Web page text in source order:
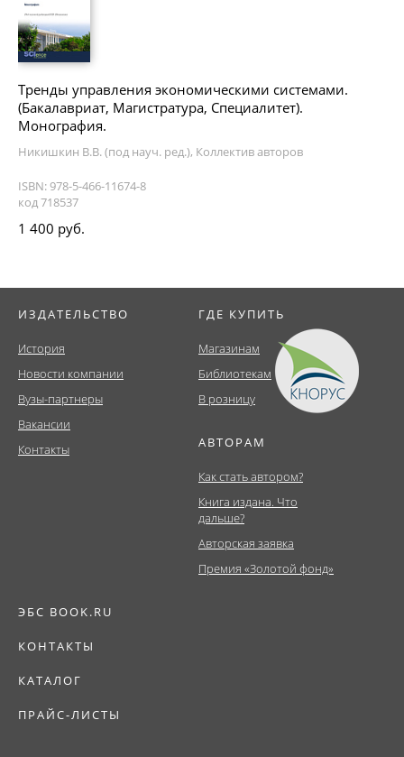
Тренды управления экономическими системами.
(Бакалавриат, Магистратура, Специалитет).
Монография.
Никишкин В.В. (под науч. ред.), Коллектив авторов
ISBN: 978-5-466-11674-8
код 718537
1 400 руб.
ИЗДАТЕЛЬСТВО
История
Новости компании
Вузы-партнеры
Вакансии
Контакты
ГДЕ КУПИТЬ
Магазинам
Библиотекам
В розницу
АВТОРАМ
Как стать автором?
Книга издана. Что
дальше?
Авторская заявка
Премия «Золотой фонд»
ЭБС BOOK.RU
КОНТАКТЫ
КАТАЛОГ
ПРАЙС-ЛИСТЫ